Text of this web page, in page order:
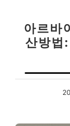
아르바
산방법